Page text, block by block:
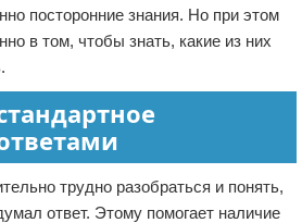
посторонние знания. Но при этом
в том, чтобы знать, какие из них
трудно разобраться и понять,
ответ. Этому помогает наличие